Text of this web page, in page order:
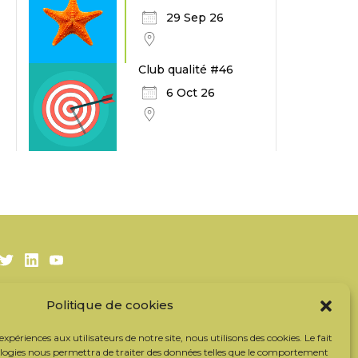
Politique de cookies
aux utilisateurs de notre site, nous utilisons des cookies. Le fait
nous permettra de traiter des données telles que le comportement
29 Sep 26
Club qualité #46
6 Oct 26
TwitterLinkedIn
Youtube
S’inscrire à la newsletter
Contacter l’équipe